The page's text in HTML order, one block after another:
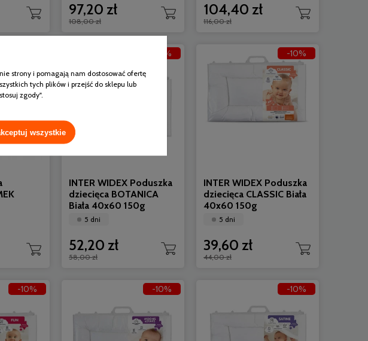
97,20 zł
108,00 zł
104,40 zł
116,00 zł
INTER WIDEX Poduszka
dziecięca BOTANICA
Biała 40x60 150g
5 dni
52,20 zł
58,00 zł
-10%
INTER WIDEX Poduszka
dziecięca CLASSIC Biała
40x60 150g
5 dni
39,60 zł
44,00 zł
-10%
-10% -10% -10%
strony i pomagają nam dostosować ofertę
tych plików i przejść do sklepu lub
zgody".
wszystkie